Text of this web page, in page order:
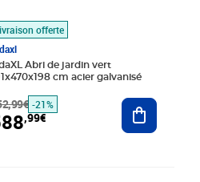
panier
offerte
Abri de jardin vert
cm acier galvanisé
-21%
,99€
Ajouter